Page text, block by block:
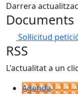
Darrera
Documents
Sol·licitud
RSS
L'actualitat a un clic
Agenda